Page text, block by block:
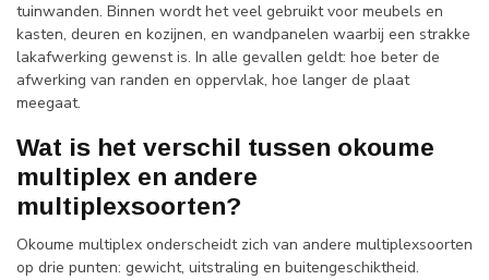
tuinwanden. Binnen wordt het veel gebruikt voor meubels en
kasten, deuren en kozijnen, en wandpanelen waarbij een strakke
lakafwerking gewenst is. In alle gevallen geldt: hoe beter de
afwerking van randen en oppervlak, hoe langer de plaat
meegaat.
Wat is het verschil tussen okoume
multiplex en andere
multiplexsoorten?
Okoume multiplex onderscheidt zich van andere multiplexsoorten
op drie punten: gewicht, uitstraling en buitengeschiktheid.